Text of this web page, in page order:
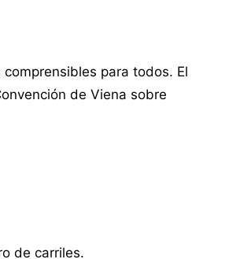
para todos. El
de Viena sobre
de carriles.